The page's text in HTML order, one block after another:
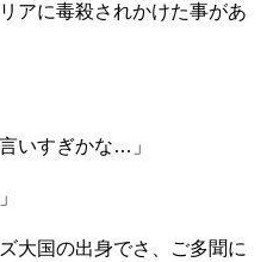
に毒殺されかけた事があ
いすぎかな…」
大国の出身でさ、ご多聞に